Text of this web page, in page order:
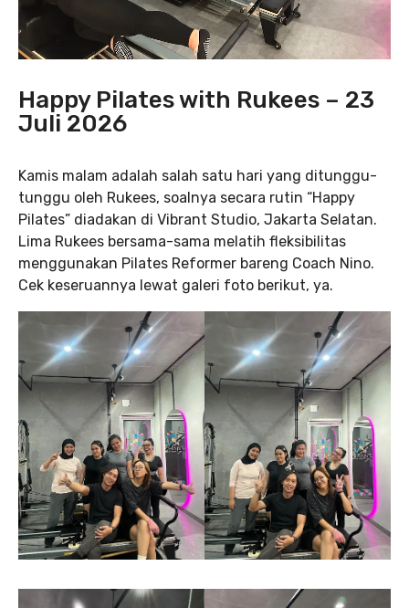
Happy Pilates with Rukees – 23
Juli 2026
Kamis malam adalah salah satu hari yang ditunggu-
tunggu oleh Rukees, soalnya secara rutin “Happy
Pilates” diadakan di Vibrant Studio, Jakarta Selatan.
Lima Rukees bersama-sama melatih fleksibilitas
menggunakan Pilates Reformer bareng Coach Nino.
Cek keseruannya lewat galeri foto berikut, ya.